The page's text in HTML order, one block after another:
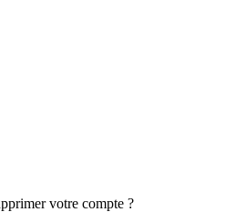
votre compte ?